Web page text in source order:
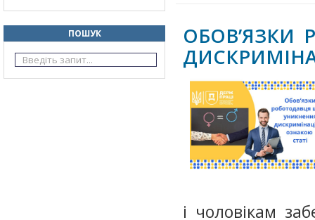
ПОШУК
і чоловікам